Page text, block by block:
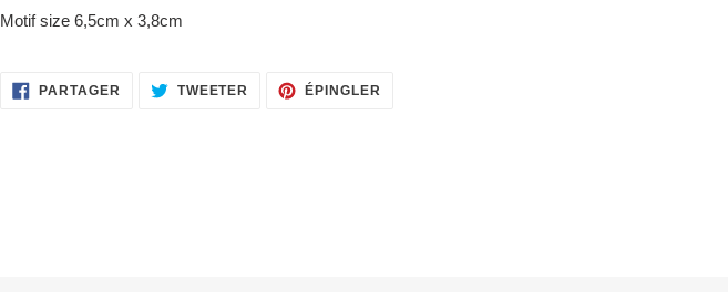
d'un
votre
Motif size 6,5cm x 3,8cm
PARTAGER PARTAGER
SUR
TWEETER TWEETER
SUR
ÉPINGLER